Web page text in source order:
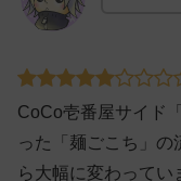
CoCo壱番屋サイド
った「麺ごこち」
ら大幅に変わって